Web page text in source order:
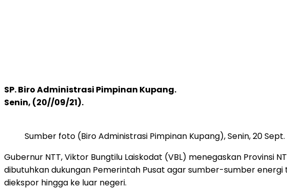
SP. Biro Administrasi Pimpinan Kupang.
Senin, (20//09/21).
Sumber foto (Biro Administrasi Pimpinan Kupang), Senin, 20 Sept.
Gubernur NTT, Viktor Bungtilu Laiskodat (VBL) menegaskan Provinsi
dibutuhkan dukungan Pemerintah Pusat agar sumber-sumber
diekspor hingga ke luar negeri.